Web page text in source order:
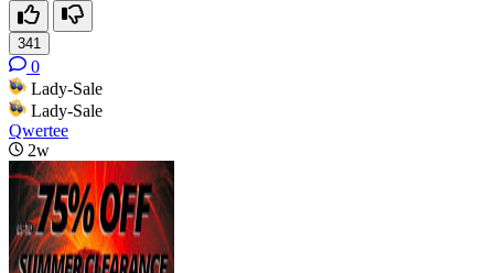
341
0
Lady-Sale
Lady-Sale
Qwertee
2w